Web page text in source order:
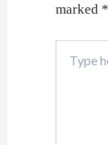
marked *
here..